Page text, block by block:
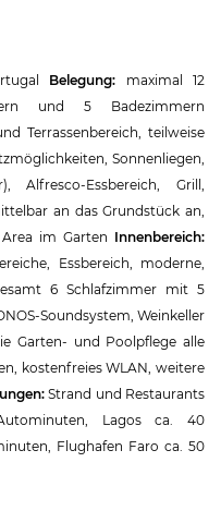
Belegung: maximal 12
und 5 Badezimmern
Terrassenbereich, teilweise
Sonnenliegen,
Alfresco-Essbereich, Grill,
an das Grundstück an,
im Garten Innenbereich:
Essbereich, moderne,
6 Schlafzimmer mit 5
Soundsystem, Weinkeller
Garten- und Poolpflege alle
kostenfreies WLAN, weitere
Strand und Restaurants
Lagos ca. 40
Flughafen Faro ca. 50